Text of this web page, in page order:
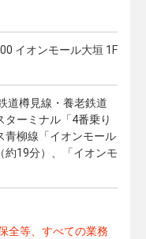
イオンモール大垣 1F
道樽見線・養老鉄道
ターミナル「4番乗り
青柳線「イオンモール
約19分）、「イオンモ
全等、すべての業務